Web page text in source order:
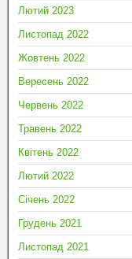
Лютий 2023
Листопад 2022
Жовтень 2022
Вересень 2022
Червень 2022
Травень 2022
Квітень 2022
Лютий 2022
Січень 2022
Грудень 2021
Листопад 2021